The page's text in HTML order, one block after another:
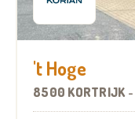
't Hoge
8500 KORTRIJK -